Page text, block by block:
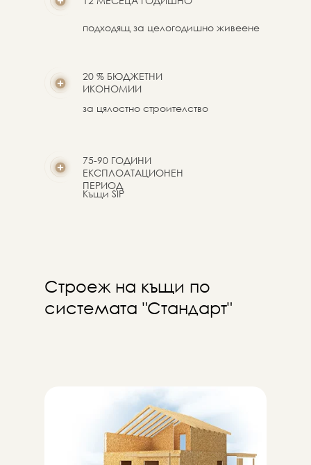
20 % БЮДЖЕТНИ
ИКОНОМИИ
за цялостно строителство
подходящ за целогодишно живеене
75-90 ГОДИНИ
ЕКСПЛОАТАЦИОНЕН
ПЕРИОД
Къщи SIP
Строеж на къщи по
системата "Стандарт"